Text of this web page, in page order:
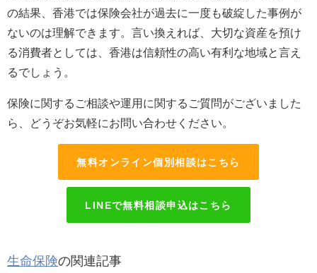
の結果、香港では保険会社が過去に一度も破綻した事例が
ないのは理解できます。言い換えれば、大切な資産を預け
る消費者としては、香港は信頼性の高い有利な地域と言え
るでしょう。
保険に関するご相談や運用に関するご質問がございました
ら、どうぞお気軽にお問い合わせください。
無料オンライン個別相談はこちら
LINEで無料相談申込はこちら
生命保険の関連記事